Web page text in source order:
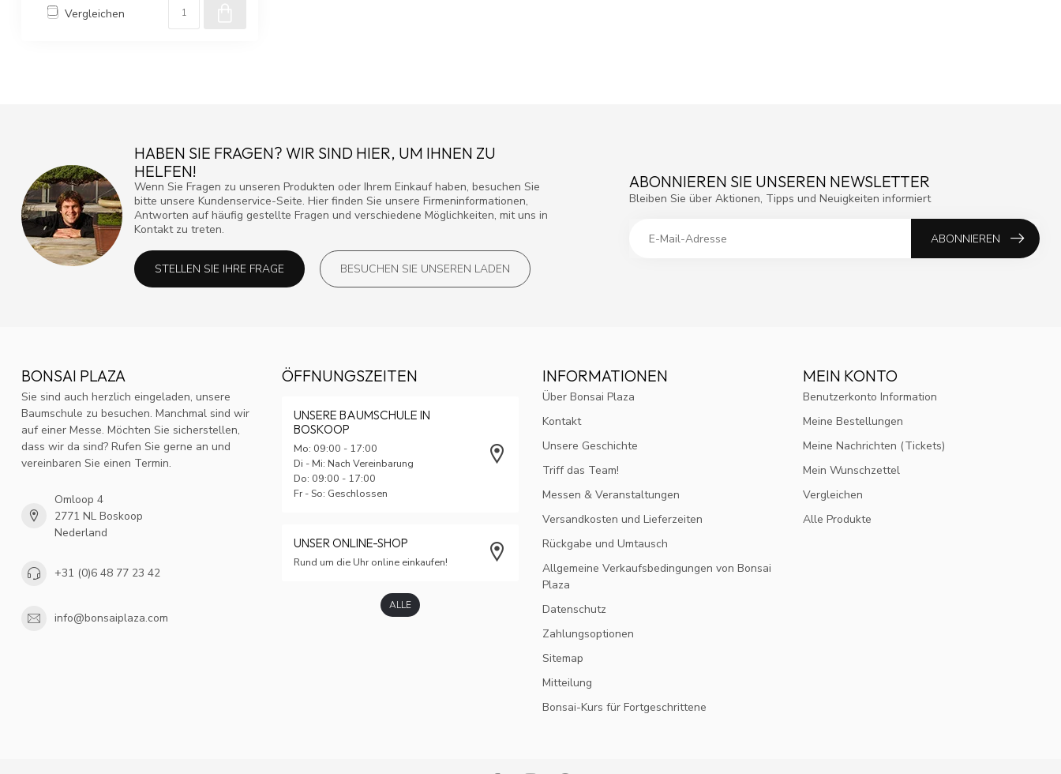
Vergleichen
HABEN SIE FRAGEN? WIR SIND HIER, UM IHNEN ZU
HELFEN!
Wenn Sie Fragen zu unseren Produkten oder Ihrem Einkauf haben, besuchen Sie
bitte unsere Kundenservice-Seite. Hier finden Sie unsere Firmeninformationen,
Antworten auf häufig gestellte Fragen und verschiedene Möglichkeiten, mit uns in
Kontakt zu treten.
STELLEN SIE IHRE FRAGE BESUCHEN SIE UNSEREN LADEN
ABONNIEREN SIE UNSEREN NEWSLETTER
Bleiben Sie über Aktionen, Tipps und Neuigkeiten informiert
ABONNIEREN
BONSAI PLAZA
Sie sind auch herzlich eingeladen, unsere
Baumschule zu besuchen. Manchmal sind wir
auf einer Messe. Möchten Sie sicherstellen,
dass wir da sind? Rufen Sie gerne an und
vereinbaren Sie einen Termin.
Omloop 4
2771 NL Boskoop
Nederland
+31 (0)6 48 77 23 42
info@bonsaiplaza.com
ÖFFNUNGSZEITEN
UNSERE BAUMSCHULE IN
BOSKOOP
Mo: 09:00 - 17:00
Di - Mi: Nach Vereinbarung
Do: 09:00 - 17:00
Fr - So: Geschlossen
UNSER ONLINE-SHOP
Rund um die Uhr online einkaufen!
ALLE
INFORMATIONEN
Über Bonsai Plaza
Kontakt
Unsere Geschichte
Triff das Team!
Messen & Veranstaltungen
Versandkosten und Lieferzeiten
Rückgabe und Umtausch
Allgemeine Verkaufsbedingungen von Bonsai
Plaza
Datenschutz
Zahlungsoptionen
Sitemap
Mitteilung
Bonsai-Kurs für Fortgeschrittene
MEIN KONTO
Benutzerkonto Information
Meine Bestellungen
Meine Nachrichten (Tickets)
Mein Wunschzettel
Vergleichen
Alle Produkte